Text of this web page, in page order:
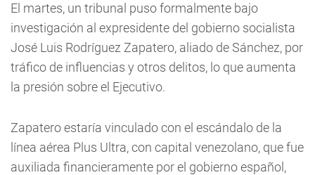
El martes, un tribunal puso formalmente bajo
investigación al expresidente del gobierno socialista
José Luis Rodríguez Zapatero, aliado de Sánchez, por
tráfico de influencias y otros delitos, lo que aumenta
la presión sobre el Ejecutivo.
Zapatero estaría vinculado con el escándalo de la
línea aérea Plus Ultra, con capital venezolano, que fue
auxiliada financieramente por el gobierno español,